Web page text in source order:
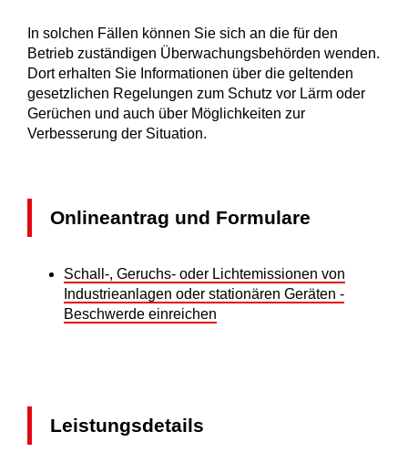
In solchen Fällen können Sie sich an die für den
Betrieb zuständigen Überwachungsbehörden wenden.
Dort erhalten Sie Informationen über die geltenden
gesetzlichen Regelungen zum Schutz vor Lärm oder
Gerüchen und auch über Möglichkeiten zur
Verbesserung der Situation.
Onlineantrag und Formulare
Schall-, Geruchs- oder Lichtemissionen von
Industrieanlagen oder stationären Geräten -
Beschwerde einreichen
Leistungsdetails